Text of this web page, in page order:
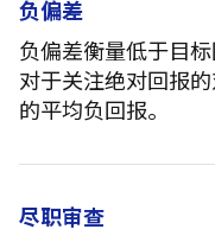
负偏差
负偏差衡量低于目
对于关注绝对回报
的平均负回报。
尽职审查